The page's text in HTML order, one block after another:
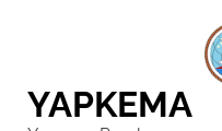
YAPKEMA